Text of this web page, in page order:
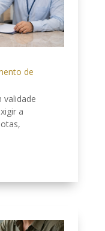
de
validade
a